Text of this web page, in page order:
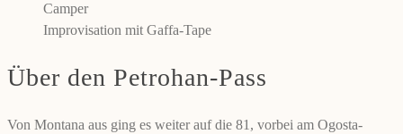
Improvisation mit Gaffa-Tape
Über den Petrohan-Pass
Von Montana aus ging es weiter auf die 81, vorbei am Ogosta-